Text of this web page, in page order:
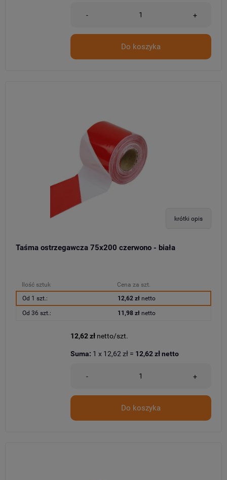
- +
Do koszyka
krótki opis
Taśma ostrzegawcza 75x200 czerwono - biała
Ilość sztuk
Cena za szt.
Od 1 szt.:
12,62 złnetto
Od 36 szt.: 11,98 złnetto
12,62 zł netto/szt.
- +
Do koszyka
Suma: 1 x 12,62 zł = 12,62 złnetto